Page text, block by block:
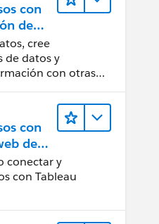
con
de
cree
de datos y
con otras
con
de
conectar y
con Tableau